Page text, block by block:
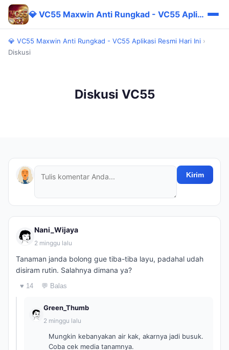
💎 VC55 Maxwin Anti Rungkad - VC55 Aplikasi Resmi Hari Ini
💎 VC55 Maxwin Anti Rungkad - VC55 Aplikasi Resmi Hari Ini ›
Diskusi
Diskusi VC55
Kirim
Nani_Wijaya
2 minggu lalu
Tanaman janda bolong gue tiba-tiba layu, padahal udah
disiram rutin. Salahnya dimana ya?
♥ 14 💬 Balas
Green_Thumb
2 minggu lalu
Mungkin kebanyakan air kak, akarnya jadi busuk.
Coba cek media tanamnya.